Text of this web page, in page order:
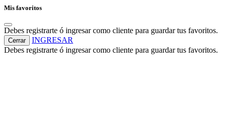
Mis favoritos
Debes registrarte ó ingresar como cliente para guardar tus favoritos.
Cerrar
INGRESAR
Debes registrarte ó ingresar como cliente para guardar tus favoritos.